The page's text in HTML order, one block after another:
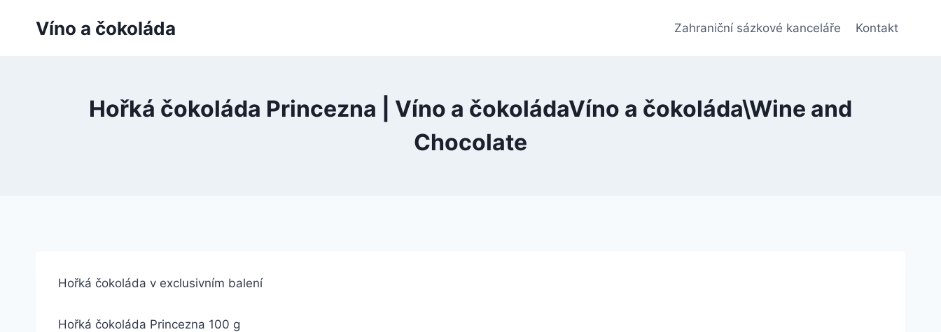
Víno a čokoláda Zahraniční sázkové kanceláře Kontakt
Hořká čokoláda Princezna | Víno a čokoládaVíno a čokoláda\Wine and
Chocolate
Hořká čokoláda v exclusivním balení
Hořká čokoláda Princezna 100 g